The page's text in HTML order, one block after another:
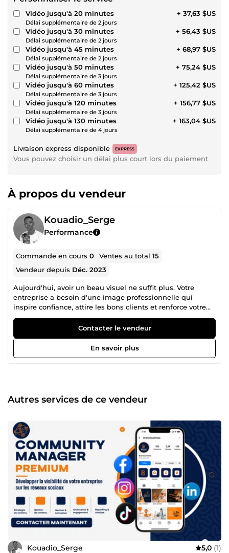
Vidéo jusqu'à 20 minutes
Délai supplémentaire de 2 jours
+ 37,63 $US
Vidéo jusqu'à 30 minutes
Délai supplémentaire de 2 jours
+ 56,43 $US
Vidéo jusqu'à 45 minutes
Délai supplémentaire de 2 jours
+ 68,97 $US
Vidéo jusqu'à 50 minutes
Délai supplémentaire de 3 jours
+ 75,24 $US
Vidéo jusqu'à 60 minutes
Délai supplémentaire de 3 jours
+ 125,42 $US
Vidéo jusqu'à 120 minutes
Délai supplémentaire de 3 jours
+ 156,77 $US
Vidéo jusqu'à 130 minutes
Délai supplémentaire de 4 jours
+ 163,04 $US
Livraison express disponible EXPRESS
Vous pouvez choisir un délai plus court lors du paiement
À propos du vendeur
Kouadio_Serge
Performance
Commande en cours0 Ventes au total15
Vendeur depuis Déc. 2023
Aujourd'hui, avoir un beau visuel ne suffit plus. Votre
entreprise a besoin d'une image professionnelle qui
inspire confiance, attire les bons clients et renforce votre
crédibilité. C'est précisément ma mission. Depuis plus de
3 ans, j'accompagne des entreprises, cabinets, institutions
et entrepreneurs dans la création d'une communication
moderne, cohérente et orientée résultats. Mes domaines
d'expertise ✔ Direction artistique ✔ Identité visuelle ✔
(Facebook &amp; Instagram) ✔ TikTok Ads ✔ Supports de
communication Pourquoi travailler avec moi ? • Une
modernes et haut de gamme. • Une communication claire
tout au long du projet. • Le respect des délais. • Des
livrables professionnels et prêts à l'utilisation. Mon objectif
n'est pas simplement de créer un joli visuel. Mon objectif
est de concevoir des supports qui donnent envie de vous
choisir. Découvrez mes services ci-dessous et trouvons
ensemble la meilleure solution pour votre projet.
Contacter le vendeur
En savoir plus
Autres services de ce vendeur
Kouadio_Serge 5,0 (1)